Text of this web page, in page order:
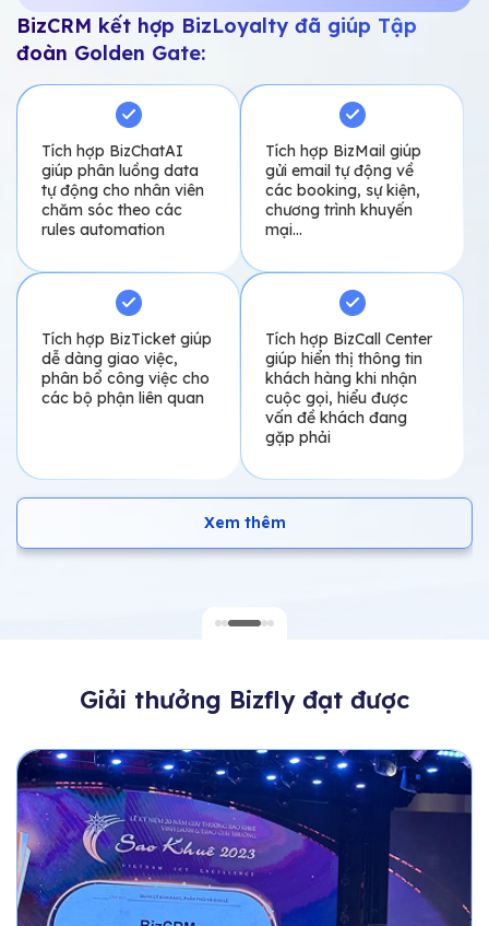
BizCRM kết hợp BizLoyalty đã giúp Tập
đoàn Golden Gate:
Tích hợp BizChatAI
giúp phân luồng data
tự động cho nhân viên
chăm sóc theo các
rules automation
Tích hợp BizMail giúp
gửi email tự động về
các booking, sự kiện,
chương trình khuyến
mại...
Tích hợp BizTicket giúp
dễ dàng giao việc,
phân bổ công việc cho
các bộ phận liên quan
Tích hợp BizCall Center
giúp hiển thị thông tin
khách hàng khi nhận
cuộc gọi, hiểu được
vấn đề khách đang
gặp phải
Xem thêm
Giải thưởng Bizfly đạt được